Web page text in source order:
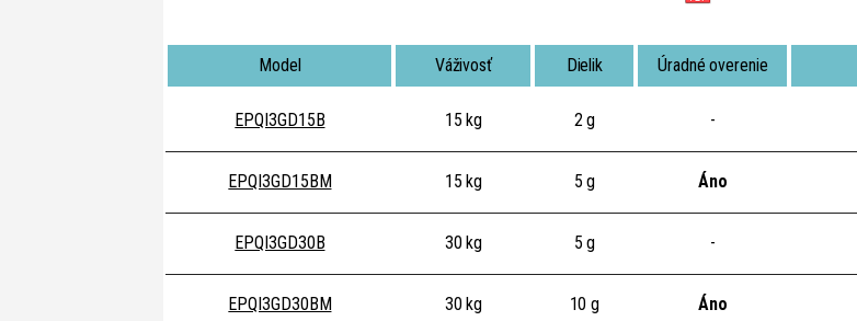
Model Váživosť Dielik Úradné overenie
EPQI3GD15B 15 kg 2 g -
EPQI3GD15BM 15 kg 5 g Áno
EPQI3GD30B 30 kg 5 g -
EPQI3GD30BM 30 kg 10 g Áno